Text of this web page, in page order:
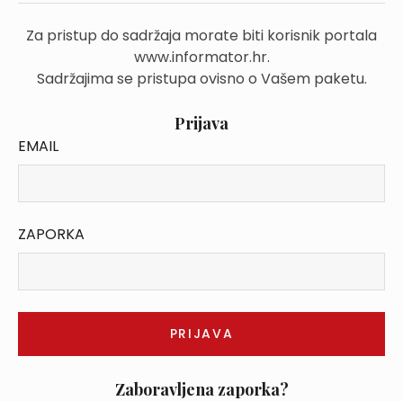
Za pristup do sadržaja morate biti korisnik portala
www.informator.hr.
Sadržajima se pristupa ovisno o Vašem paketu.
Prijava
EMAIL
ZAPORKA
Zaboravljena zaporka?